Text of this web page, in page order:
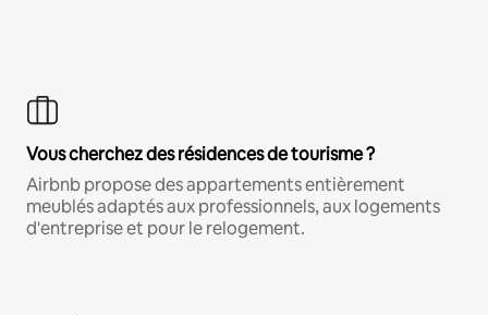
Vous cherchez des résidences de tourisme ?
Airbnb propose des appartements entièrement
meublés adaptés aux professionnels, aux logements
d'entreprise et pour le relogement.